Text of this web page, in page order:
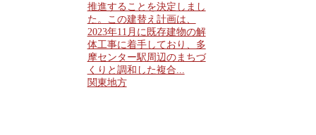
推進することを決定しまし
た。この建替え計画は、
2023年11月に既存建物の解
体工事に着手しており、多
摩センター駅周辺のまちづ
くりと調和した複合...
関東地方